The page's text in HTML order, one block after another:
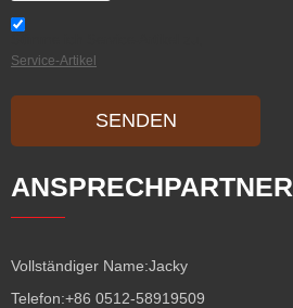
Service-Artikel
SENDEN
ANSPRECHPARTNER
Vollständiger Name:Jacky
Telefon:+86 0512-58919509